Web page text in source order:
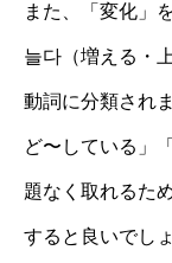
また、「変化」
늘다（増える・
動詞に分類され
ど〜している」
題なく取れるた
すると良いでしょ